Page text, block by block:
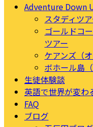
Adventure Down
スタディツ
ゴールドコ
ツアー
ケアンズ（
ボホール島
生徒体験談
英語で世界が変わ
FAQ
ブログ